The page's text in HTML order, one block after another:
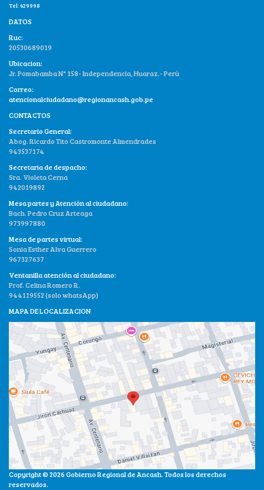
Tel: 429998
DATOS
Ruc:
20530689019
Ubicacion:
Jr. Pomabamba N° 158- Independencia, Huaraz.- Perú
Correo:
atencionalciudadano@regionancash.gob.pe
CONTACTOS
Secretario General:
Abog. Ricardo Tito Castromonte Almendrades
943537174
Secretaria de despacho:
Sra. Violeta Cerna
942019892
Mesa partes y Atención al ciudadano:
Bach. Pedro Cruz Arteaga
973997880
Mesa de partes virtual:
Sonia Esther Alva Guerrero
967327637
Ventanilla atención al ciudadano:
Prof. Celina Romero R.
944119552 (solo whatsApp)
MAPA DE LOCALIZACION
Copyright © 2026 Gobierno Regional de Ancash. Todos los derechos
reservados.